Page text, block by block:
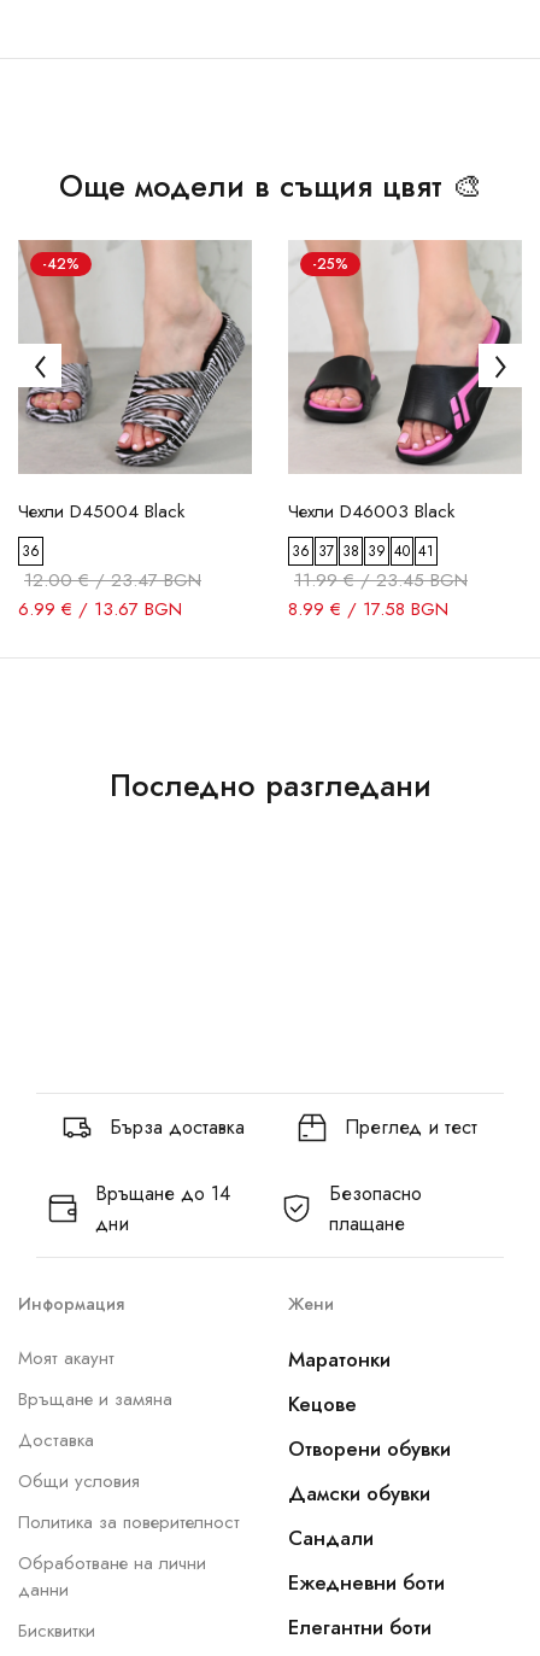
Още модели в същия цвят 🎨
-42%
Чехли D45004 Black
36
12.00 € / 23.47 BGN
6.99 € / 13.67 BGN
-25%
Чехли D46003 Black
36 37 38 39 40 41
11.99 € / 23.45 BGN
8.99 € / 17.58 BGN
Последно разгледани
Бърза доставка Преглед и тест
Връщане до 14
дни
Безопасно
плащане
Информация
Моят акаунт
Връщане и замяна
Доставка
Общи условия
Политика за поверителност
Обработване на лични
данни
Бисквитки
Жени
Маратонки
Кецове
Отворени обувки
Дамски обувки
Сандали
Ежедневни боти
Елегантни боти